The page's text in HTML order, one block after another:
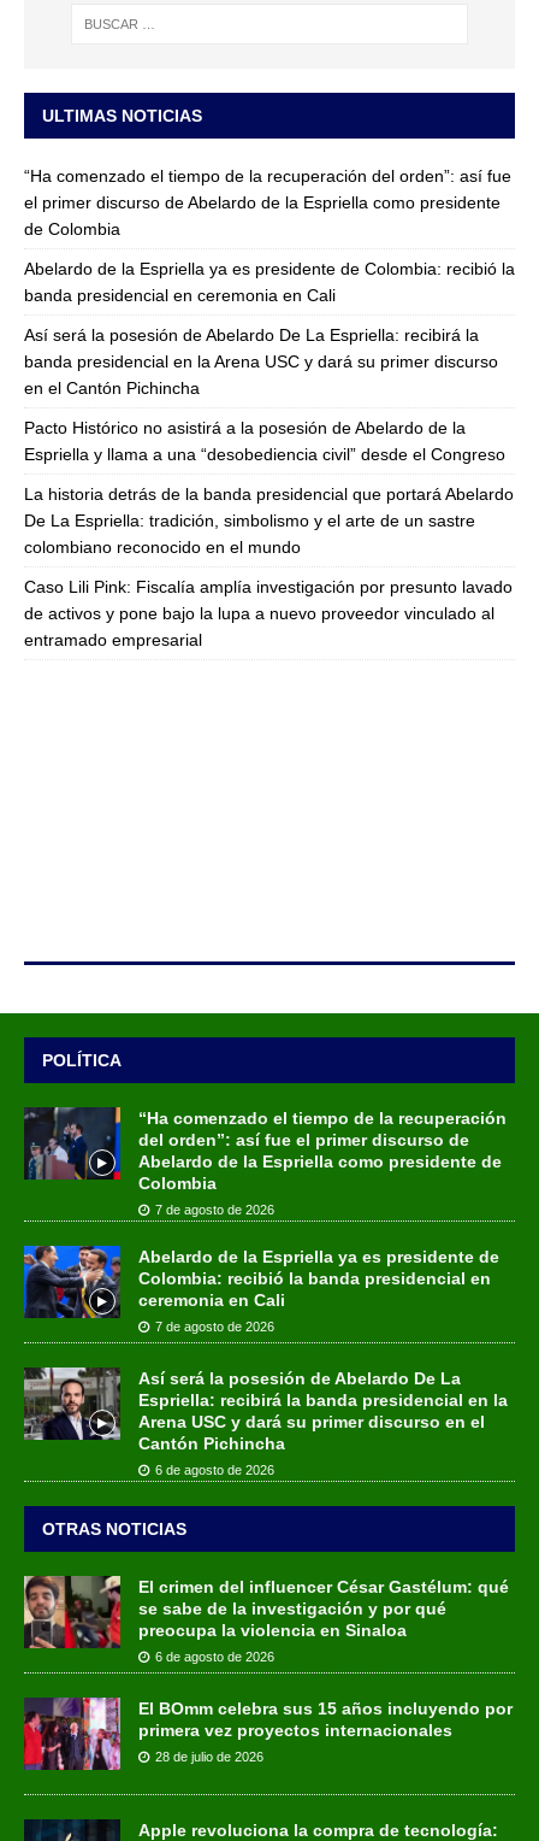
ULTIMAS NOTICIAS
“Ha comenzado el tiempo de la recuperación del orden”: así fue
el primer discurso de Abelardo de la Espriella como presidente
de Colombia
Abelardo de la Espriella ya es presidente de Colombia: recibió la
banda presidencial en ceremonia en Cali
Así será la posesión de Abelardo De La Espriella: recibirá la
banda presidencial en la Arena USC y dará su primer discurso
en el Cantón Pichincha
Pacto Histórico no asistirá a la posesión de Abelardo de la
Espriella y llama a una “desobediencia civil” desde el Congreso
La historia detrás de la banda presidencial que portará Abelardo
De La Espriella: tradición, simbolismo y el arte de un sastre
colombiano reconocido en el mundo
Caso Lili Pink: Fiscalía amplía investigación por presunto lavado
de activos y pone bajo la lupa a nuevo proveedor vinculado al
entramado empresarial
POLÍTICA
“Ha comenzado el tiempo de la recuperación
del orden”: así fue el primer discurso de
Abelardo de la Espriella como presidente de
Colombia
7 de agosto de 2026
Abelardo de la Espriella ya es presidente de
Colombia: recibió la banda presidencial en
ceremonia en Cali
7 de agosto de 2026
Así será la posesión de Abelardo De La
Espriella: recibirá la banda presidencial en la
Arena USC y dará su primer discurso en el
Cantón Pichincha
6 de agosto de 2026
OTRAS NOTICIAS
El crimen del influencer César Gastélum: qué
se sabe de la investigación y por qué
preocupa la violencia en Sinaloa
6 de agosto de 2026
El BOmm celebra sus 15 años incluyendo por
primera vez proyectos internacionales
28 de julio de 2026
Apple revoluciona la compra de tecnología: